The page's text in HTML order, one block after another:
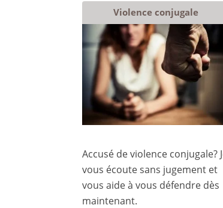
Violence conjugale
Accusé de violence conjugale?
vous écoute sans jugement et
vous aide à vous défendre dès
maintenant.